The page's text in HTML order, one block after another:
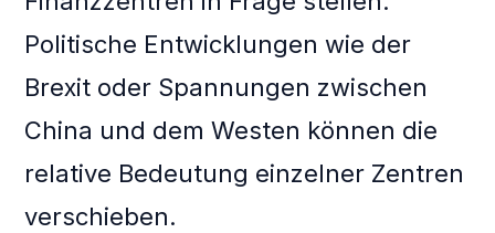
Politische Entwicklungen wie der
Brexit oder Spannungen zwischen
China und dem Westen können die
relative Bedeutung einzelner Zentren
verschieben.